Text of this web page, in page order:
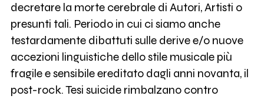
decretare la morte cerebrale di Autori, Artisti o
presunti tali. Periodo in cui ci siamo anche
testardamente dibattuti sulle derive e/o nuove
accezioni linguistiche dello stile musicale più
fragile e sensibile ereditato dagli anni novanta, il
post-rock. Tesi suicide rimbalzano contro